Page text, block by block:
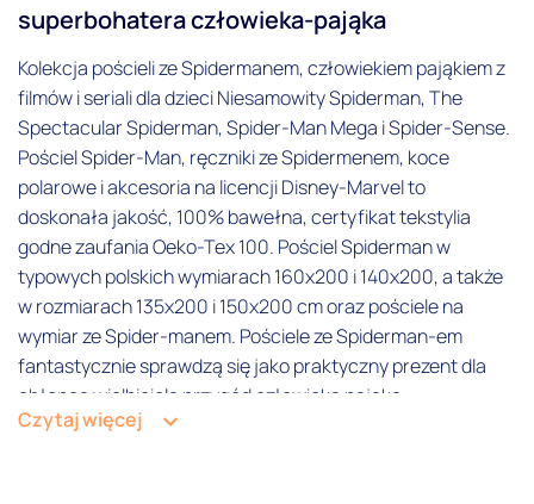
Z gumką
Rozmiar poszewki
50x60
50x70
70x80
Niestandardowy
50x80
Rozmiar poszwy
120x160
superbohatera człowieka-pająka
Kolekcja pościeli ze Spidermanem, człowiekiem pająkiem z
filmów i seriali dla dzieci Niesamowity Spiderman, The
Spectacular Spiderman, Spider-Man Mega i Spider-Sense.
Pościel Spider-Man, ręczniki ze Spidermenem, koce
polarowe i akcesoria na licencji Disney-Marvel to
doskonała jakość, 100% bawełna, certyfikat tekstylia
godne zaufania Oeko-Tex 100. Pościel Spiderman w
typowych polskich wymiarach 160x200 i 140x200, a także
w rozmiarach 135x200 i 150x200 cm oraz pościele na
wymiar ze Spider-manem. Pościele ze Spiderman-em
fantastycznie sprawdzą się jako praktyczny prezent dla
chłopca wielbiciela przygód człowieka pająka.
Jeden z najbardziej znanych i lubianych super bohaterów
Czytaj więcej